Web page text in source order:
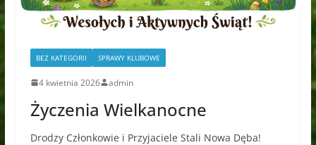
BEZ KATEGORII SPRAWY KLUBOWE
4 kwietnia 2026 admin
Życzenia Wielkanocne
Drodzy Członkowie i Przyjaciele Stali Nowa Dęba!